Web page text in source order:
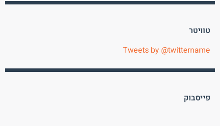
טוויטר
Tweets by @twittername
פייסבוק